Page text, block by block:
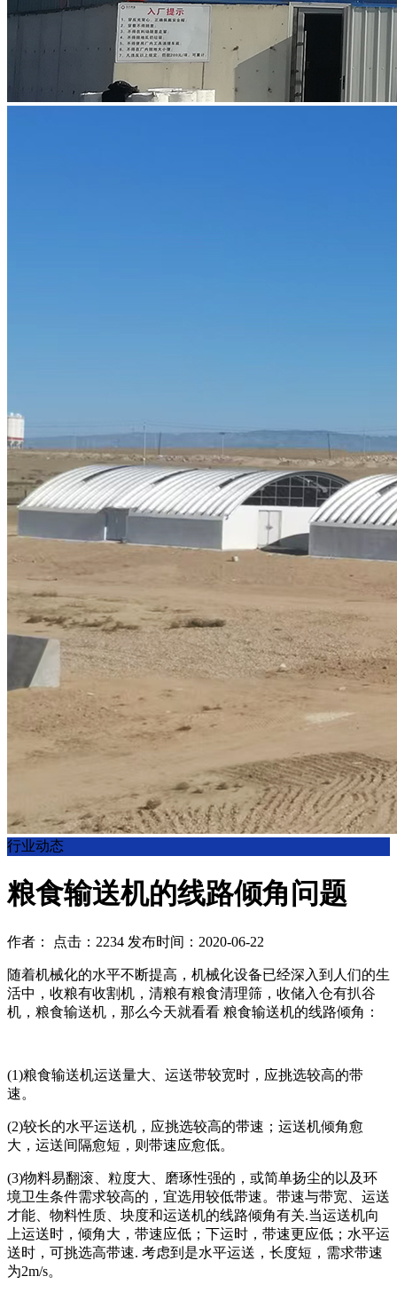
行业动态
粮食输送机的线路倾角问题
作者： 点击：2234 发布时间：2020-06-22
随着机械化的水平不断提高，机械化设备已经深入到人们的生
活中，收粮有收割机，清粮有粮食清理筛，收储入仓有扒谷
机，粮食输送机，那么今天就看看 粮食输送机的线路倾角：
(1)粮食输送机运送量大、运送带较宽时，应挑选较高的带
速。
(2)较长的水平运送机，应挑选较高的带速；运送机倾角愈
大，运送间隔愈短，则带速应愈低。
(3)物料易翻滚、粒度大、磨琢性强的，或简单扬尘的以及环
境卫生条件需求较高的，宜选用较低带速。带速与带宽、运送
才能、物料性质、块度和运送机的线路倾角有关.当运送机向
上运送时，倾角大，带速应低；下运时，带速更应低；水平运
送时，可挑选高带速. 考虑到是水平运送，长度短，需求带速
为2m/s。